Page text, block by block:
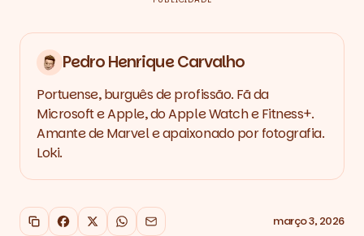
Pedro Henrique Carvalho
Portuense, burguês de profissão. Fã da
Microsoft e Apple, do Apple Watch e Fitness+.
Amante de Marvel e apaixonado por fotografia.
Loki.
Copiar link
Facebook
X WhatsApp
Email março 3, 2026